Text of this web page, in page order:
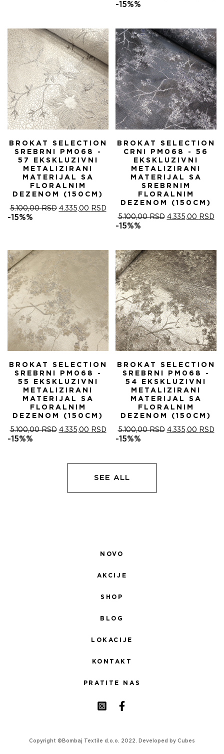
5.100,00 RSD.
-15%%
BROKAT SELECTION
SREBRNI PM068 -
57 EKSKLUZIVNI
METALIZIRANI
MATERIJAL SA
FLORALNIM
DEZENOM (150CM)
5.100,00RSD ОРИГИНАЛНА
4.335,00 RSDТРЕНУТНА
ЦЕНА
-15%%
BROKAT SELECTION
CRNI PM068 - 56
EKSKLUZIVNI
METALIZIRANI
MATERIJAL SA
SREBRNIM
FLORALNIM
DEZENOM (150CM)
5.100,00RSD ОРИГИНАЛНА
5.100,00 RSD.
4.335,00 RSD
-15%%
BROKAT SELECTION
SREBRNI PM068 -
55 EKSKLUZIVNI
METALIZIRANI
MATERIJAL SA
FLORALNIM
DEZENOM (150CM)
5.100,00RSD ОРИГИНАЛНА
5.100,00 RSD.
4.335,00 RSDТРЕНУТНА
ЦЕНА
-15%%
BROKAT SELECTION
SREBRNI PM068 -
54 EKSKLUZIVNI
METALIZIRANI
MATERIJAL SA
FLORALNIM
DEZENOM (150CM)
5.100,00RSD ОРИГИНАЛНА
4.335,00 RSD
-15%%
SEE ALL
NOVO
AKCIJE
SHOP
BLOG
LOKACIJE
KONTAKT
PRATITE NAS
Copyright ©Bombaj Textile d.o.o. 2022. Developed by Cubes